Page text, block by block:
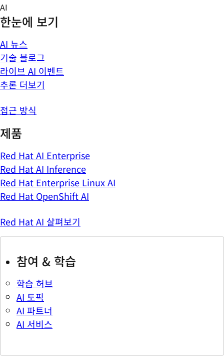
Skip
to
content
AI
한눈에 보기
AI 뉴스
기술 블로그
라이브 AI 이벤트
추론 더보기
접근 방식
제품
Red Hat AI Enterprise
Red Hat AI Inference
Red Hat Enterprise Linux AI
Red Hat OpenShift AI
Red Hat AI 살펴보기
참여 & 학습
학습 허브
AI 토픽
AI 파트너
AI 서비스